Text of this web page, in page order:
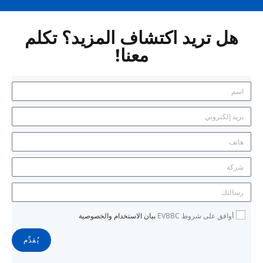
هل تريد اكتشاف المزيد؟ تكلم
معنا!
أوافق على شروط EVBBC بيان الاستخدام والخصوصية
يُقدِّم